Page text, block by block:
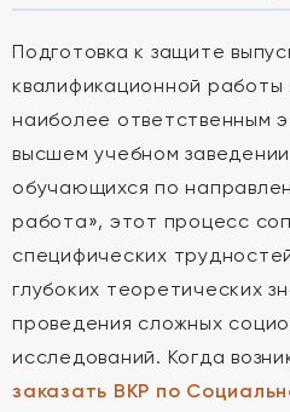
Подготовка к защите
квалификационной работы
наиболее ответственным
высшем учебном
обучающихся по
работа», этот процесс
специфических
глубоких теоретических
проведения сложных
исследований. Когда
заказать ВКР по